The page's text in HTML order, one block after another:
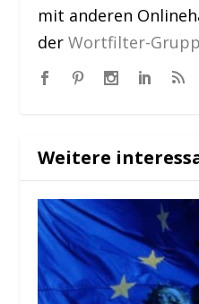
mit anderen
derWortfilter-
Weitere